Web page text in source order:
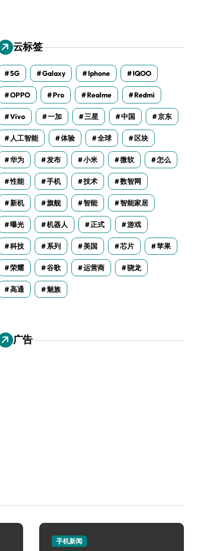
云标签
5G Galaxy Iphone IQOO
OPPO Pro Realme Redmi
Vivo 一加 三星 中国 京东
人工智能 体验 全球 区块
华为 发布 小米 微软 怎么
性能 手机 技术 数智网
新机 旗舰 智能 智能家居
曝光 机器人 正式 游戏
科技 系列 美国 芯片 苹果
荣耀 谷歌 运营商 骁龙
高通 魅族
广告
手机新闻